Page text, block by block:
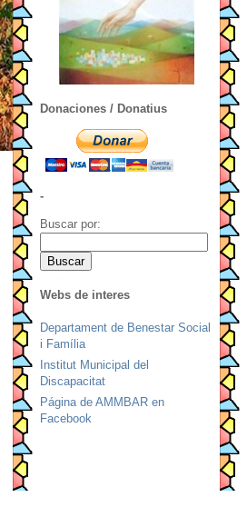
Donaciones / Donatius
-
Buscar por:
Webs de interes
Departament de Benestar Social
i Família
Institut Municipal del
Discapacitat
Página de AMMBAR en
Facebook